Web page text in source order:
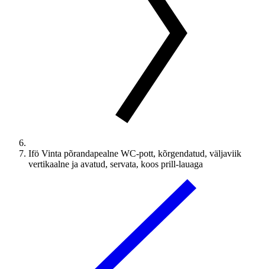
Ifö Vinta põrandapealne WC-pott, kõrgendatud, väljaviik
vertikaalne ja avatud, servata, koos prill-lauaga